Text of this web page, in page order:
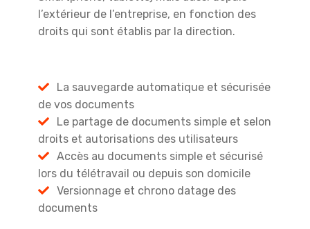
l’extérieur de l’entreprise, en fonction des
droits qui sont établis par la direction.
La sauvegarde automatique et sécurisée
de vos documents
Le partage de documents simple et selon
droits et autorisations des utilisateurs
Accès au documents simple et sécurisé
lors du télétravail ou depuis son domicile
Versionnage et chrono datage des
documents